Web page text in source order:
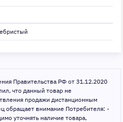
Правительства РФ от 31.12.2020
что данный товар не
продажи дистанционным
обращает внимание Потребителя: -
уточнять наличие товара,